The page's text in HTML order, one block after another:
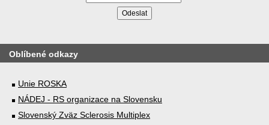
Oblíbené odkazy
Unie ROSKA
NÁDEJ - RS organizace na Slovensku
Slovenský Zväz Sclerosis Multiplex